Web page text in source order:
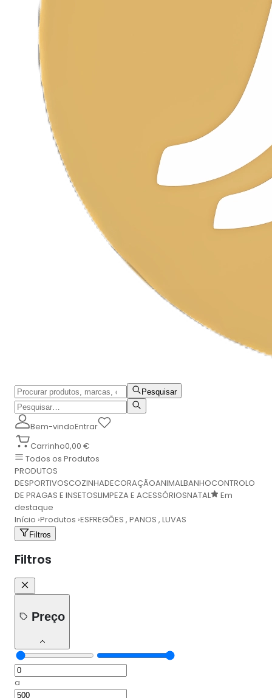
Pesquisar
Bem-vindoEntrar
Carrinho0,00 €
Todos os Produtos
PRODUTOS
DESPORTIVOSCOZINHADECORAÇÃOANIMALBANHOCONTROLO
DE PRAGAS E INSETOSLIMPEZA E ACESSÓRIOSNATAL
Em
destaque
Início ›Produtos ›ESFREGÕES , PANOS , LUVAS
Filtros
Filtros
Preço
a